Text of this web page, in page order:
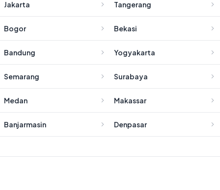
Jakarta Tangerang
Bogor Bekasi
Bandung Yogyakarta
Semarang Surabaya
Medan Makassar
Banjarmasin Denpasar